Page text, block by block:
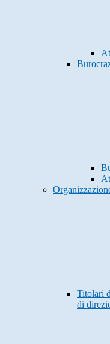
Titolari
di